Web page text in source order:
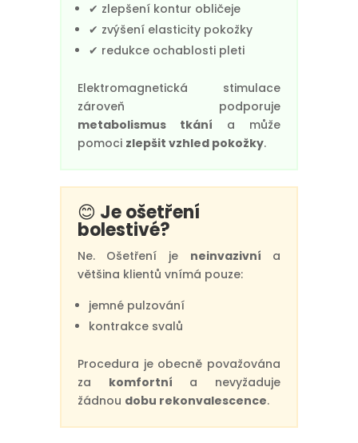
✔ zlepšení kontur obličeje
✔ zvýšení elasticity pokožky
✔ redukce ochablosti pleti
Elektromagnetická stimulace
zároveň podporuje
metabolismus tkání a může
pomoci zlepšit vzhled pokožky.
😊 Je ošetření
bolestivé?
Ne. Ošetření je neinvazivní a
většina klientů vnímá pouze:
jemné pulzování
kontrakce svalů
Procedura je obecně považována
za komfortní a nevyžaduje
žádnou dobu rekonvalescence.